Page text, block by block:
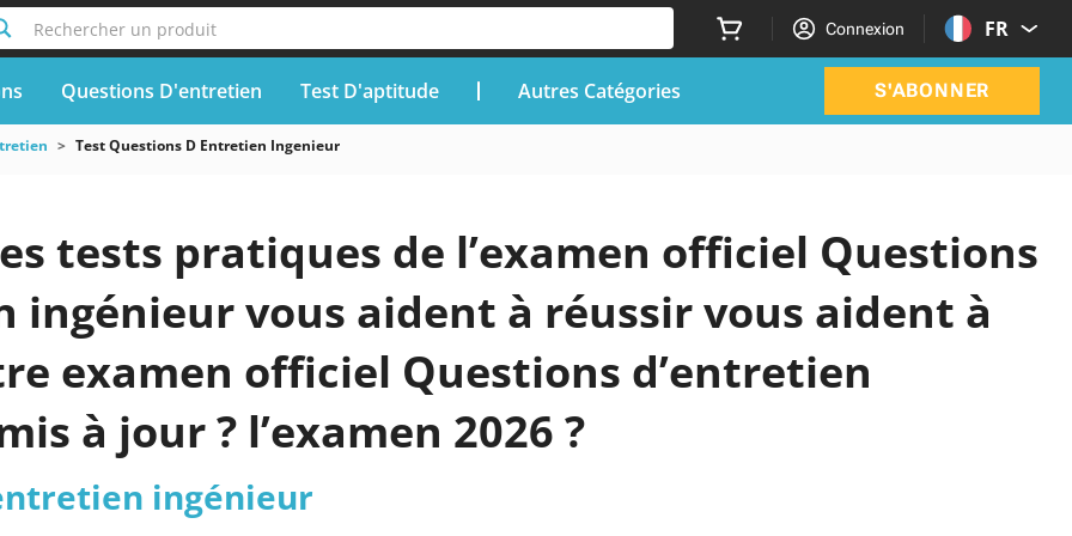
Rechercher un produit Connexion FR
Questions D'entretien Test D'aptitude Autres Catégories S'ABONNER
Test Questions D Entretien Ingenieur
tests pratiques de l’examen officiel Questions
ingénieur vous aident à réussir vous aident à
examen officiel Questions d’entretien
à jour ? l’examen 2026 ?
ingénieur